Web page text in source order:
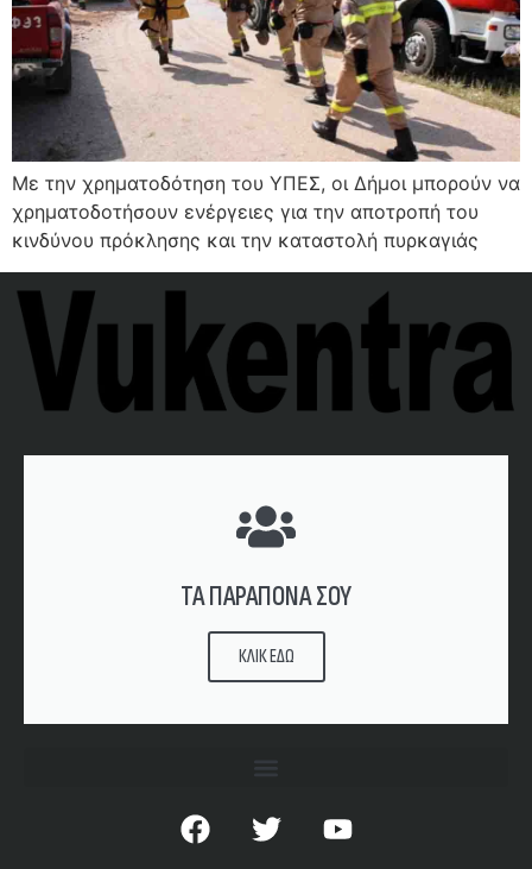
Με την χρηματοδότηση του ΥΠΕΣ, οι Δήμοι μπορούν να
χρηματοδοτήσουν ενέργειες για την αποτροπή του
κινδύνου πρόκλησης και την καταστολή πυρκαγιάς
ΤΑ ΠΑΡΑΠΟΝΑ ΣΟΥ
ΚΛΙΚ ΕΔΩ